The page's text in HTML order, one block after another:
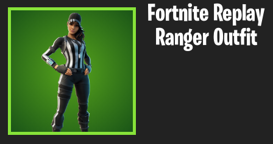
Fortnite Replay
Ranger Outfit